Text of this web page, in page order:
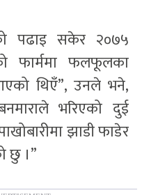
पढाइ सकेर २०७५
फार्ममा फलफूलका
थिएँ”, उनले भने,
भरिएको दुई
झाडी फाडेर
छु ।”